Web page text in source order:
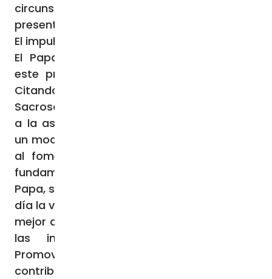
circunstancias y exigencias que se
presentan en el transcurso del tiempo.
El impulso del Concilio Vaticano II
El Papa subrayó la plena continuidad de
este principio con el Concilio Vaticano II.
Citando el Proemio de la Constitución
Sacrosanctum Concilium (SC), destacó que
a la asamblea conciliar le corresponde de
un modo particular «proveer a la reforma y
al fomento de la Liturgia». Los objetivos
fundamentales de dicha asamblea dijo el
Papa, se centraron en: Acrecentar de día en
día la vida cristiana entre los fieles; Adaptar
mejor a las necesidades de nuestro tiempo
las instituciones sujetas a cambio;
Promover todo aquello que pueda
contribuir a la unión de cuantos creen en